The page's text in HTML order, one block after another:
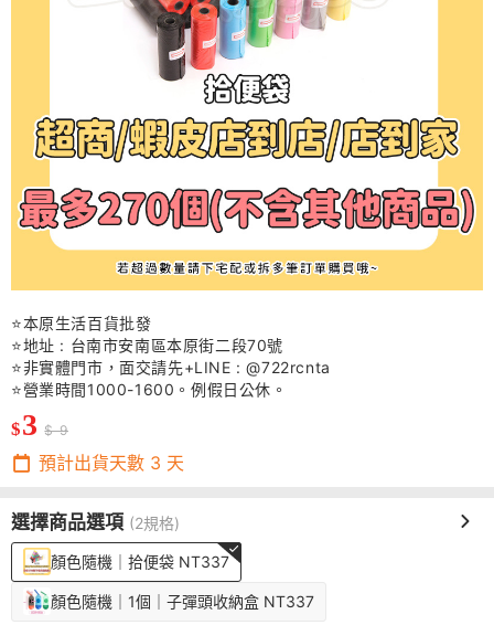
⭐本原生活百貨批發
⭐地址 : 台南市安南區本原街二段70號
⭐非實體門市，面交請先+LINE : @722rcnta
⭐營業時間1000-1600 。例假日公休。
$3 $ 9
預計出貨天數 3 天
選擇商品選項 (2規格)
顏色隨機｜拾便袋 NT337
顏色隨機｜1個｜子彈頭收納盒 NT337